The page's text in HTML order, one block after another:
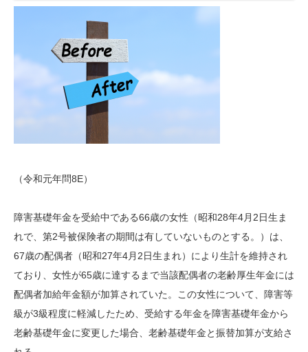
（令和元年問8E）
障害基礎年金を受給中である66歳の女性（昭和28年4月2日生ま
れで、第2号被保険者の期間は有していないものとする。）は、
67歳の配偶者（昭和27年4月2日生まれ）により生計を維持され
ており、女性が65歳に達するまで当該配偶者の老齢厚生年金には
配偶者加給年金額が加算されていた。この女性について、障害等
級が3級程度に軽減したため、受給する年金を障害基礎年金から
老齢基礎年金に変更した場合、老齢基礎年金と振替加算が支給さ